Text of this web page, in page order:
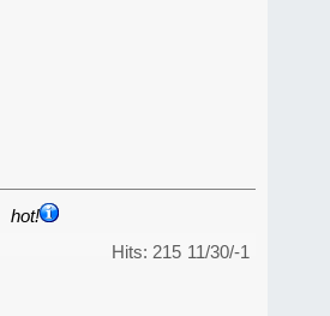
hot!
11/30/-1
Hits: 215